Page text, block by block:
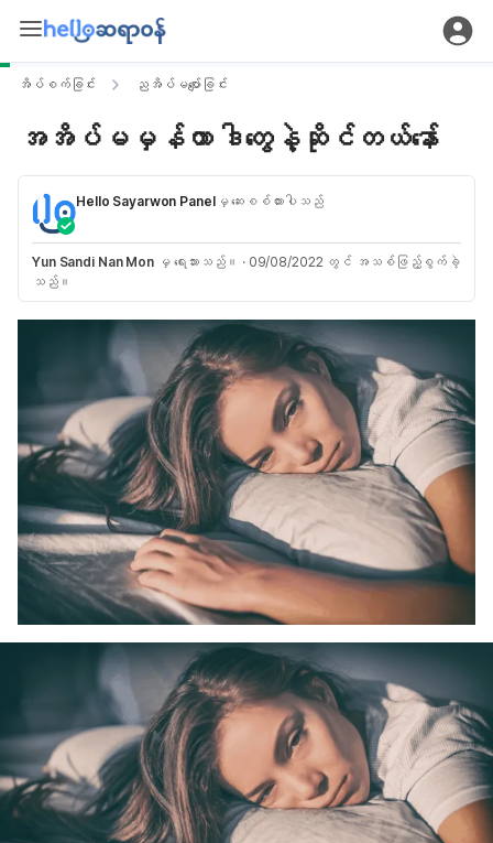
အိပ်စက်ခြင်း ညအိပ်မပျော်ခြင်း
အအိပ်မမှန်တာ ဒါတွေနဲ့ဆိုင်တယ်နော်
Hello Sayarwon Panelမှ ဆေးစစ်ထားပါသည်
Yun Sandi Nan Monမှ ရေးသားသည်။ · 09/08/2022 တွင် အသစ်ဖြည့်စွက်ခဲ့
သည်။